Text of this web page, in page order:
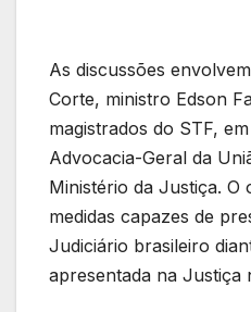
As discussões
Corte, ministro Edson
magistrados do STF,
Advocacia-Geral da
Ministério da Justiça. O
medidas capazes de
Judiciário brasileiro
apresentada na Justiça